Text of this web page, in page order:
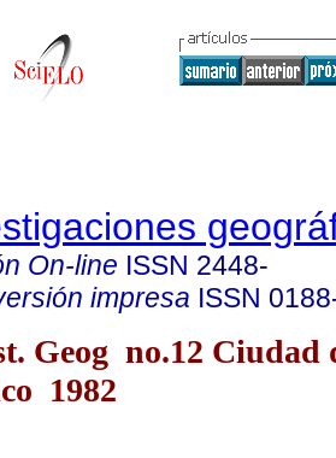
On-line ISSN 2448-
impresa ISSN
Geog no.12 Ciudad
1982